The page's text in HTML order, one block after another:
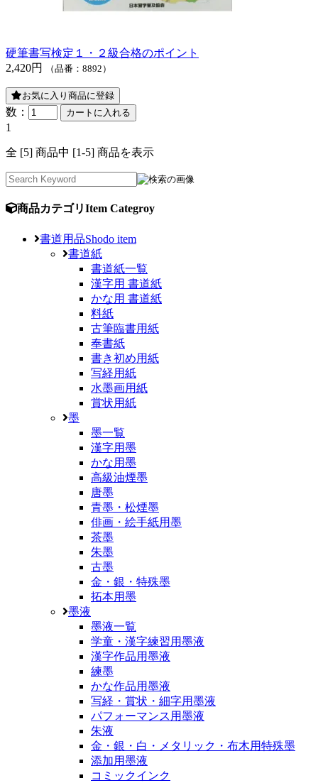
硬筆書写検定１・２級合格のポイント
2,420円
（品番：8892）
お気に入り商品に登録
数：
1
全 [5] 商品中 [1-5] 商品を表示
商品カテゴリItem Categroy
書道用品Shodo item
書道紙
書道紙一覧
漢字用 書道紙
かな用 書道紙
料紙
古筆臨書用紙
奉書紙
書き初め用紙
写経用紙
水墨画用紙
賞状用紙
墨
墨一覧
漢字用墨
かな用墨
高級油煙墨
唐墨
青墨・松煙墨
俳画・絵手紙用墨
茶墨
朱墨
古墨
金・銀・特殊墨
拓本用墨
墨液
墨液一覧
学童・漢字練習用墨液
漢字作品用墨液
練墨
かな作品用墨液
写経・賞状・細字用墨液
パフォーマンス用墨液
朱液
金・銀・白・メタリック・布木用特殊墨
添加用墨液
コミックインク